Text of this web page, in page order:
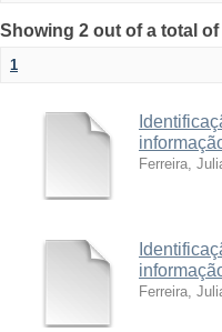
Showing 2 out of a total
1
Ferreira,
Ferreira,